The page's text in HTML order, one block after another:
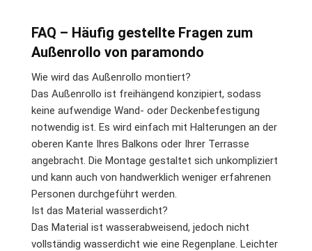
FAQ – Häufig gestellte Fragen zum
Außenrollo von paramondo
Wie wird das Außenrollo montiert?
Das Außenrollo ist freihängend konzipiert, sodass
keine aufwendige Wand- oder Deckenbefestigung
notwendig ist. Es wird einfach mit Halterungen an der
oberen Kante Ihres Balkons oder Ihrer Terrasse
angebracht. Die Montage gestaltet sich unkompliziert
und kann auch von handwerklich weniger erfahrenen
Personen durchgeführt werden.
Ist das Material wasserdicht?
Das Material ist wasserabweisend, jedoch nicht
vollständig wasserdicht wie eine Regenplane. Leichter